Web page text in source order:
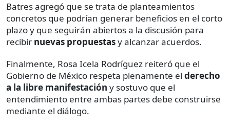
Batres agregó que se trata de planteamientos
concretos que podrían generar beneficios en el corto
plazo y que seguirán abiertos a la discusión para
recibir nuevas propuestasy alcanzar acuerdos.
Finalmente, Rosa Icela Rodríguez reiteró que el
Gobierno de México respeta plenamente el derecho
a la libre manifestación y sostuvo que el
entendimiento entre ambas partes debe construirse
mediante el diálogo.